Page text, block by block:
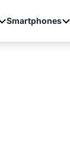
Smartphones